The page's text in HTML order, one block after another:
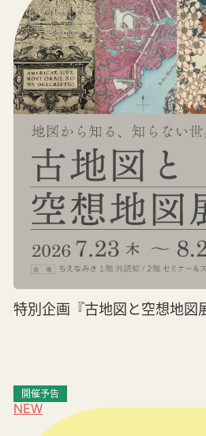
特別企画『古地図と空想地図
NEW
開催予告